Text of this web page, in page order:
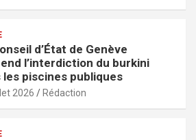
d’État de Genève
l’interdiction du burkini
les piscines publiques
2026 Rédaction